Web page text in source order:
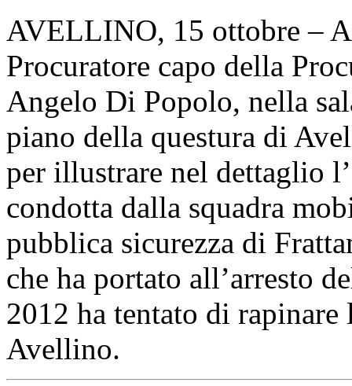
AVELLINO, 15 ottobre –
Procuratore capo della
Angelo Di Popolo, nella
piano della questura di
per illustrare nel dettaglio
condotta dalla squadra
pubblica sicurezza di
che ha portato all’arresto
2012 ha tentato di
Avellino.